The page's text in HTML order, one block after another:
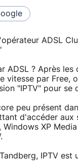
ADSL
ADSL ? Après
vitesse par Free,
"IPTV" pour se
peu présent
d'accéder aux
XP
IPTV